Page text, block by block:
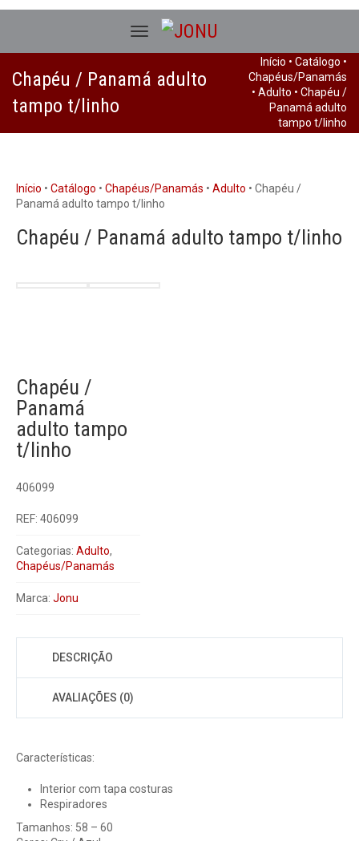
Chapéu / Panamá adulto
tampo t/linho
Início • Catálogo •
Chapéus/Panamás
• Adulto • Chapéu /
Panamá adulto
tampo t/linho
Início • Catálogo • Chapéus/Panamás • Adulto • Chapéu /
Panamá adulto tampo t/linho
Chapéu / Panamá adulto tampo t/linho
Chapéu /
Panamá
adulto tampo
t/linho
406099
REF: 406099
Categorias: Adulto,
Chapéus/Panamás
Marca: Jonu
DESCRIÇÃO
AVALIAÇÕES (0)
Características:
Interior com tapa costuras
Respiradores
Tamanhos: 58 – 60